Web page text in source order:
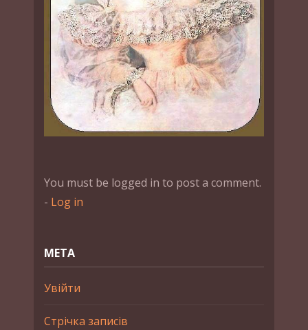
You must be logged in to post a comment.
- Log in
МЕТА
Увійти
Стрічка записів